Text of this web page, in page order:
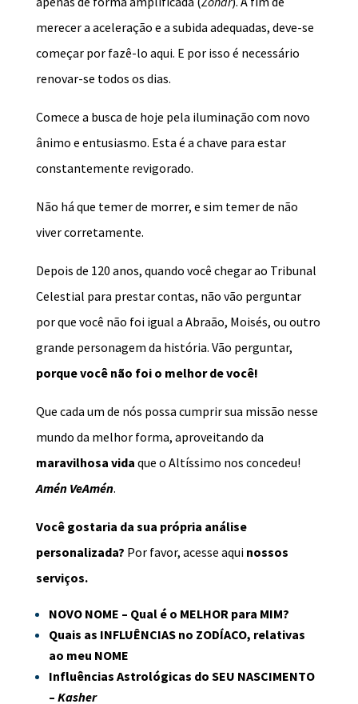
merecer a aceleração e a subida adequadas, deve-se
começar por fazê-lo aqui. E por isso é necessário
renovar-se todos os dias.
Comece a busca de hoje pela iluminação com novo
ânimo e entusiasmo. Esta é a chave para estar
constantemente revigorado.
Não há que temer de morrer, e sim temer de não
viver corretamente.
Depois de 120 anos, quando você chegar ao Tribunal
Celestial para prestar contas, não vão perguntar
por que você não foi igual a Abraão, Moisés, ou outro
grande personagem da história. Vão perguntar,
porque você não foi o melhor de você!
Que cada um de nós possa cumprir sua missão nesse
mundo da melhor forma, aproveitando da
maravilhosa vida que o Altíssimo nos concedeu!
Amén VeAmén.
Você gostaria da sua própria análise
personalizada? Por favor, acesse aqui nossos
serviços.
NOVO NOME – Qual é o MELHOR para MIM?
Quais as INFLUÊNCIAS no ZODÍACO, relativas
ao meu NOME
Influências Astrológicas do SEU NASCIMENTO
– Kasher